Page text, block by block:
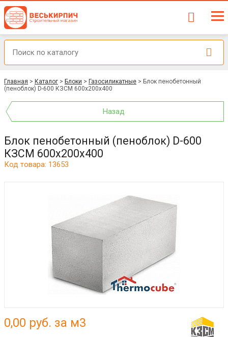
Главная > Каталог > Блоки > Газосиликатные > Блок пенобетонный
(пеноблок) D-600 КЗСМ 600x200x400
Назад
Блок пенобетонный (пеноблок) D-600
КЗСМ 600x200x400
Код товара: 13653
0,00 руб. за м3